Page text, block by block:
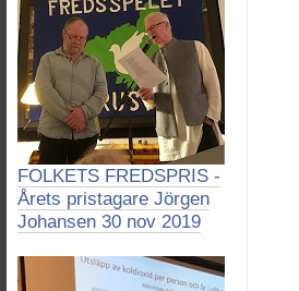
FOLKETS FREDSPRIS -
Årets pristagare Jörgen
Johansen 30 nov 2019